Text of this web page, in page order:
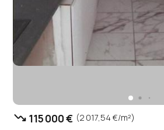
trending_down 115 000 € (2 017,54 €/m²)